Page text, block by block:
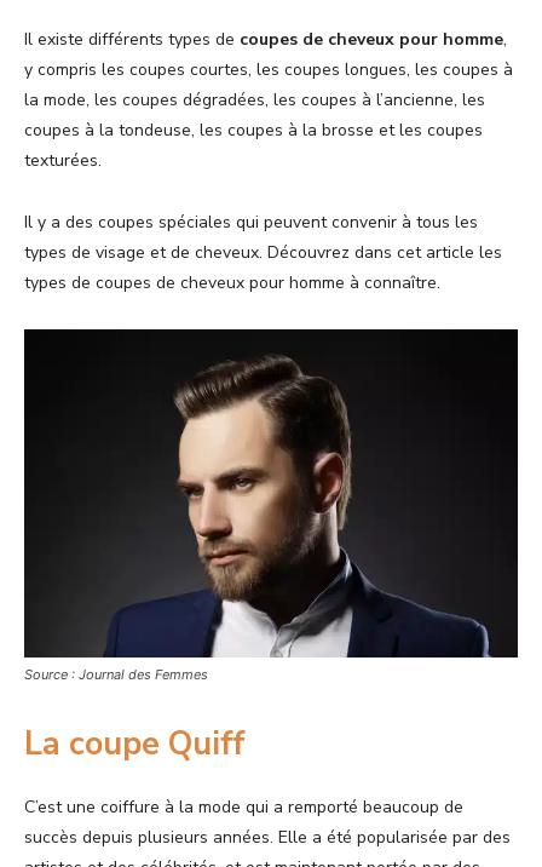
Il existe différents types de coupes de cheveux pour homme,
y compris les coupes courtes, les coupes longues, les coupes à
la mode, les coupes dégradées, les coupes à l’ancienne, les
coupes à la tondeuse, les coupes à la brosse et les coupes
texturées.
Il y a des coupes spéciales qui peuvent convenir à tous les
types de visage et de cheveux. Découvrez dans cet article les
types de coupes de cheveux pour homme à connaître.
Source : Journal des Femmes
La coupe Quiff
C’est une coiffure à la mode qui a remporté beaucoup de
succès depuis plusieurs années. Elle a été popularisée par des